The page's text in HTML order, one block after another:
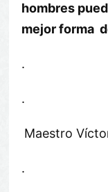
hombres
mejor forma
.
.
Maestro
.